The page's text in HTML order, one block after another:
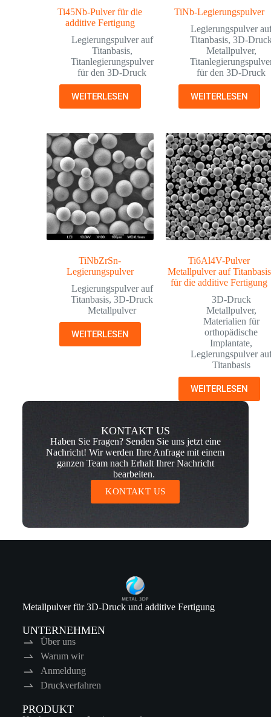
Ti45Nb-Pulver für die
additive Fertigung
Legierungspulver auf
Titanbasis,
Titanlegierungspulver
für den 3D-Druck
WEITERLESEN
TiNb-Legierungspulver
Legierungspulver
Titanbasis,3D-
Metallpulver,
für den 3D-Druck
WEITERLESEN
TiNbZrSn-
Legierungspulver
Legierungspulver auf
Titanbasis,3D-Druck
Metallpulver
WEITERLESEN
Ti6Al4V-Pulver
Metallpulver auf Titanbasis
für die additive Fertigung
3D-Druck
Metallpulver,
Materialien für
orthopädische
Implantate,
Legierungspulver
Titanbasis
WEITERLESEN
KONTAKT US
Haben Sie Fragen? Senden Sie uns jetzt eine
Nachricht! Wir werden Ihre Anfrage mit einem
ganzen Team nach Erhalt Ihrer Nachricht
bearbeiten.
KONTAKT US
Metallpulver für 3D-Druck und additive Fertigung
UNTERNEHMEN
Über uns
Warum wir
Anmeldung
Druckverfahren
PRODUKT